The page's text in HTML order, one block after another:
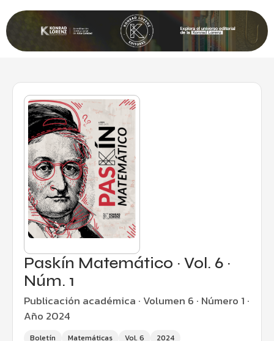
Paskín Matemático · Vol. 6 ·
Núm. 1
Publicación académica · Volumen 6 · Número 1 ·
Año 2024
Boletín Matemáticas Vol. 6 2024